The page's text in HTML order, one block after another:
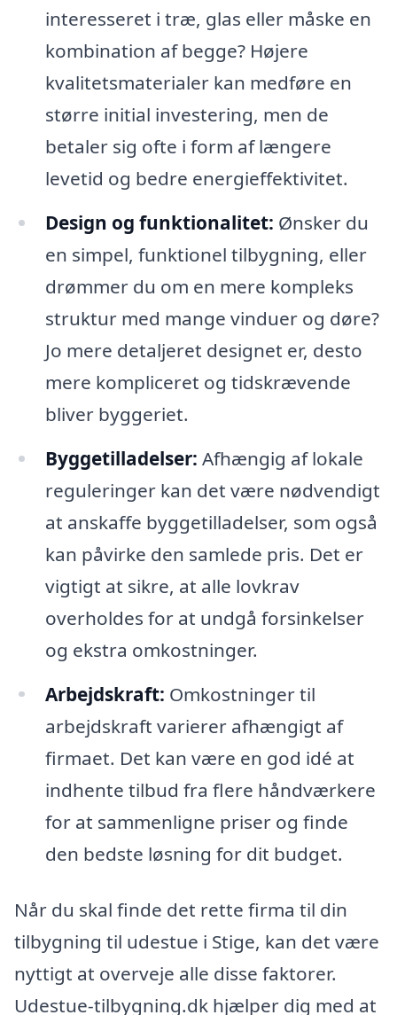
interesseret i træ, glas eller måske en
kombination af begge? Højere
kvalitetsmaterialer kan medføre en
større initial investering, men de
betaler sig ofte i form af længere
levetid og bedre energieffektivitet.
Design og funktionalitet: Ønsker du
en simpel, funktionel tilbygning, eller
drømmer du om en mere kompleks
struktur med mange vinduer og døre?
Jo mere detaljeret designet er, desto
mere kompliceret og tidskrævende
bliver byggeriet.
Byggetilladelser: Afhængig af lokale
reguleringer kan det være nødvendigt
at anskaffe byggetilladelser, som også
kan påvirke den samlede pris. Det er
vigtigt at sikre, at alle lovkrav
overholdes for at undgå forsinkelser
og ekstra omkostninger.
Arbejdskraft: Omkostninger til
arbejdskraft varierer afhængigt af
firmaet. Det kan være en god idé at
indhente tilbud fra flere håndværkere
for at sammenligne priser og finde
den bedste løsning for dit budget.
Når du skal finde det rette firma til din
tilbygning til udestue i Stige, kan det være
nyttigt at overveje alle disse faktorer.
Udestue-tilbygning.dk hjælper dig med at